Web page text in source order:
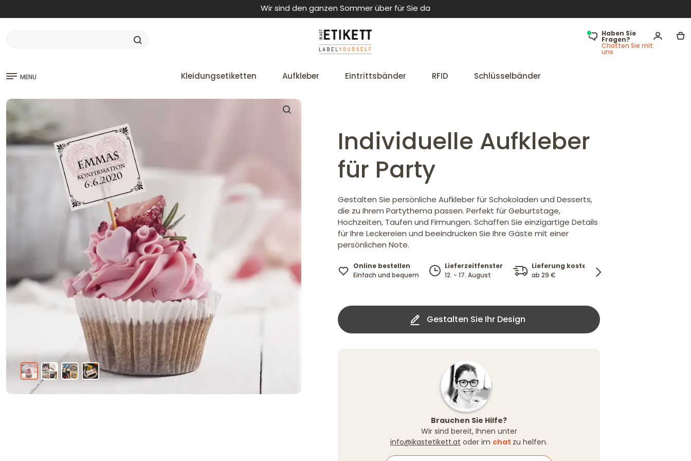
Wir sind den ganzen Sommer über für Sie da
Haben Sie
Fragen?
Chatten Sie mit
uns
MENU Kleidungsetiketten Aufkleber Eintrittsbänder RFID Schlüsselbänder
Individuelle Aufkleber
für Party
Gestalten Sie persönliche Aufkleber für Schokoladen und Desserts,
die zu Ihrem Partythema passen. Perfekt für Geburtstage,
Hochzeiten, Taufen und Firmungen. Schaffen Sie einzigartige Details
für Ihre Leckereien und beeindrucken Sie Ihre Gäste mit einer
persönlichen Note.
Online bestellen
Einfach und bequem
Lieferzeitfenster
12. - 17. August
Lieferung kostenlos
ab 29 €
Gestalten Sie Ihr Design ​​​​​​​
Brauchen Sie Hilfe?
Wir sind bereit, Ihnen unter
info@ikastetikett.at oder im chat zu helfen.